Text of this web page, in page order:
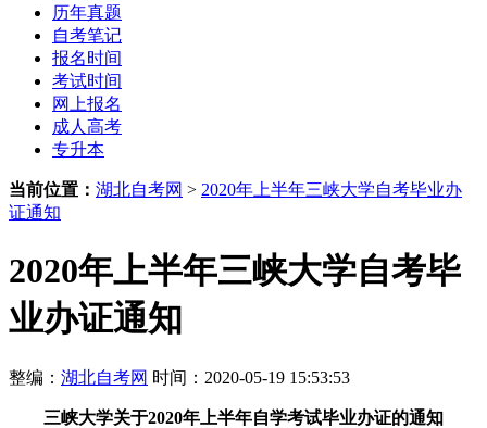
历年真题
自考笔记
报名时间
考试时间
网上报名
成人高考
专升本
当前位置： 湖北自考网 > 2020年上半年三峡大学自考毕业办
证通知
2020年上半年三峡大学自考毕
业办证通知
整编： 湖北自考网 时间：2020-05-19 15:53:53
三峡大学关于2020年上半年自学考试毕业办证的通知